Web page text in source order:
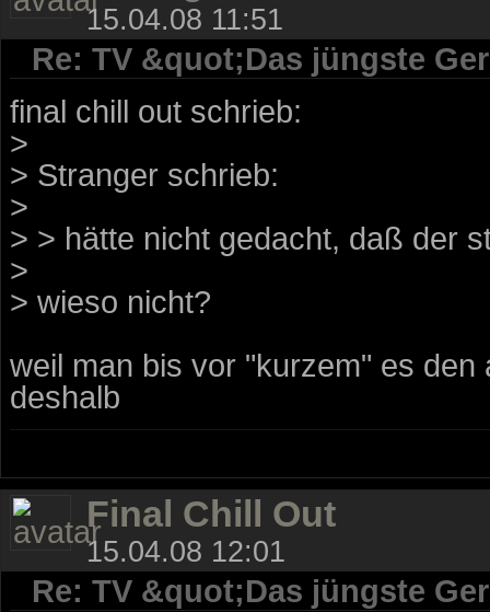
15.04.08 11:51
Re: TV &quot;Das jüngste
final chill out schrieb:
>
> Stranger schrieb:
>
> > hätte nicht gedacht, daß der
>
> wieso nicht?
weil man bis vor "kurzem" es
deshalb
Final Chill Out
15.04.08 12:01
Re: TV &quot;Das jüngste